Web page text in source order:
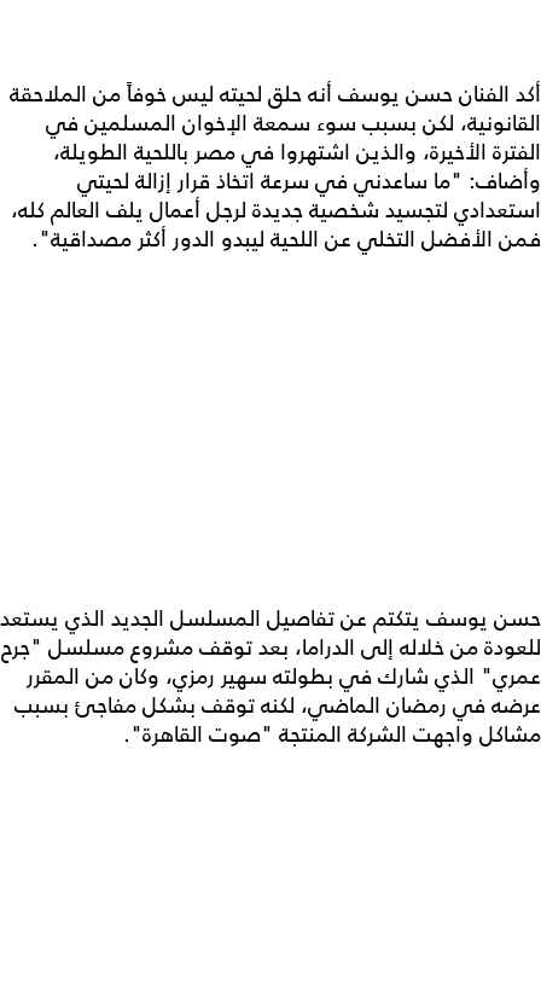
أكد الفنان حسن يوسف أنه حلق لحيته ليس خوفاً من الملاحقة
القانونية، لكن بسبب سوء سمعة الإخوان المسلمين في
الفترة الأخيرة، والذين اشتهروا في مصر باللحية الطويلة،
وأضاف: "ما ساعدني في سرعة اتخاذ قرار إزالة لحيتي
استعدادي لتجسيد شخصية جديدة لرجل أعمال يلف العالم كله،
فمن الأفضل التخلي عن اللحية ليبدو الدور أكثر مصداقية".
حسن يوسف يتكتم عن تفاصيل المسلسل الجديد الذي يستعد
للعودة من خلاله إلى الدراما، بعد توقف مشروع مسلسل "جرح
عمري" الذي شارك في بطولته سهير رمزي، وكان من المقرر
عرضه في رمضان الماضي، لكنه توقف بشكل مفاجئ بسبب
مشاكل واجهت الشركة المنتجة "صوت القاهرة".